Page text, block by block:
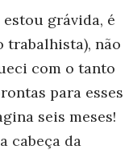
grávida, é
trabalhista), não
com o tanto
para esses
seis meses!
cabeça da